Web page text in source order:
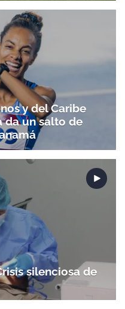
y del Caribe
da un salto de
silenciosa de